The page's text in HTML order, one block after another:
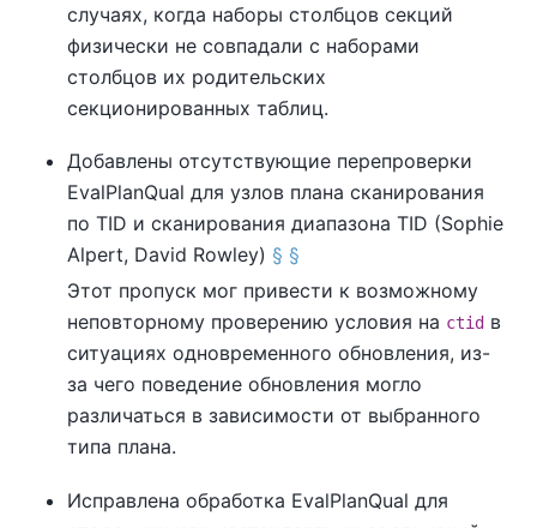
случаях, когда наборы столбцов секций
физически не совпадали с наборами
столбцов их родительских
секционированных таблиц.
Добавлены отсутствующие перепроверки
EvalPlanQual для узлов плана сканирования
по TID и сканирования диапазона TID (Sophie
Alpert, David Rowley) § §
Этот пропуск мог привести к возможному
неповторному проверению условия на ctid в
ситуациях одновременного обновления, из-
за чего поведение обновления могло
различаться в зависимости от выбранного
типа плана.
Исправлена обработка EvalPlanQual для